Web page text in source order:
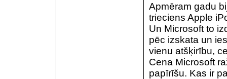
Apmēram gadu
trieciens Apple
Un Microsoft to
pēc izskata un
vienu atšķirību,
Cena Microsoft
papīrīšu. Kas ir